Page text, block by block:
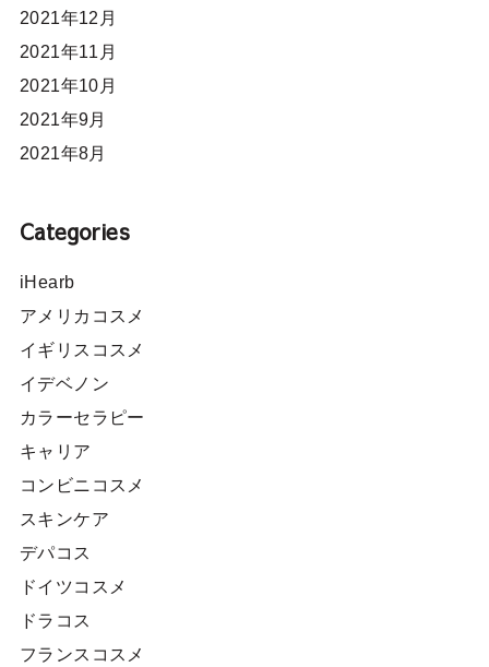
2021年12月
2021年11月
2021年10月
2021年9月
2021年8月
Categories
iHearb
アメリカコスメ
イギリスコスメ
イデベノン
カラーセラピー
キャリア
コンビニコスメ
スキンケア
デパコス
ドイツコスメ
ドラコス
フランスコスメ